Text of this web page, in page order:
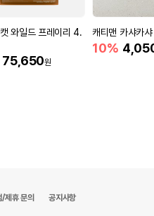
와일드 프레이리 4.
75,650원
캐티맨 카샤카
10%
/제휴 문의 공지사항